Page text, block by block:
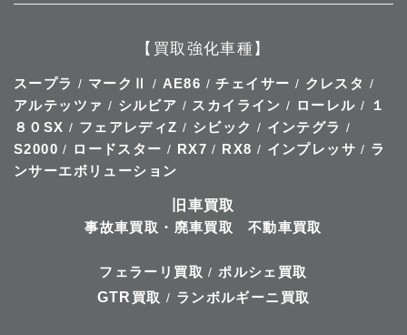
【買取強化車種】
スープラ / マークⅡ / AE86 /チェイサー / クレスタ /
アルテッツァ / シルビア / スカイライン / ローレル /
１
８０SX / フェアレディZ / シビック / インテグラ /
S2000 / ロードスター / RX7 / RX8 / インプレッサ / ラ
ンサーエボリューション
旧車買取
事故車買取・廃車買取
不動車買取
フェラーリ買取 / ポルシェ買取
GTR 買取 / ランボルギーニ買取